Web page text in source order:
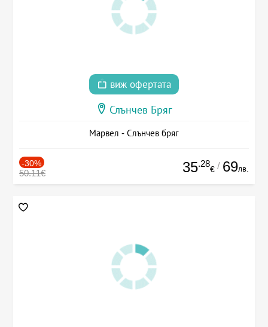
виж офертата
Слънчев Бряг
Марвел - Слънчев бряг
-30%
50.11€ 35.28
€ / 69лв.